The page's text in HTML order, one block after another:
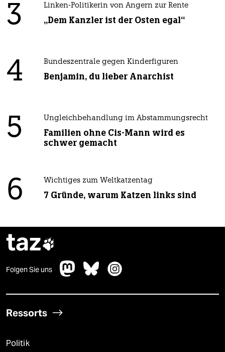
3 Linken-Politikerin von Angern zur Rente
„Dem Kanzler ist der Osten egal“
4 Bundeszentrale gegen Kinderfiguren
Benjamin, du lieber Anarchist
5 Ungleichbehandlung im Abstammungsrecht
Familien ohne Cis-Mann wird es
schwer gemacht
6 Wichtiges zum Weltkatzentag
7 Gründe, warum Katzen links sind
taz
Folgen Sie uns
Ressorts
Politik